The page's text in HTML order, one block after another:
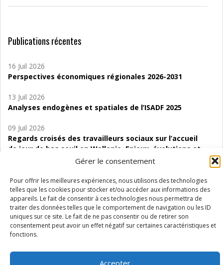
Gérer le consentement
Pour offrir les meilleures expériences, nous utilisons des technologies
telles que les cookies pour stocker et/ou accéder aux informations des
appareils. Le fait de consentir à ces technologies nous permettra de
traiter des données telles que le comportement de navigation ou les ID
uniques sur ce site. Le fait de ne pas consentir ou de retirer son
consentement peut avoir un effet négatif sur certaines caractéristiques et
fonctions.
Accepter
Publications récentes
16 Juil 2026
Perspectives économiques régionales 2026-2031
13 Juil 2026
Analyses endogènes et spatiales de l’ISADF 2025
09 Juil 2026
Regards croisés des travailleurs sociaux sur l’accueil
de jour de bas seuil en Wallonie. Enjeux, évolutions et
06 Juil 2026
Étude d’évaluabilité des Structures
d’accompagnement à l’autocréation d’emploi (SAACE)
01 Juil 2026
Pénurie du personnel infirmier :quels indicateurs
Wallonie ?